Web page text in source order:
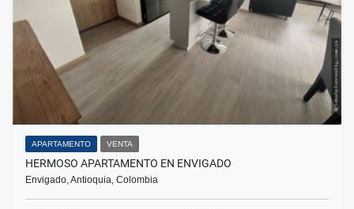
APARTAMENTO VENTA
HERMOSO APARTAMENTO EN ENVIGADO
Envigado, Antioquia, Colombia